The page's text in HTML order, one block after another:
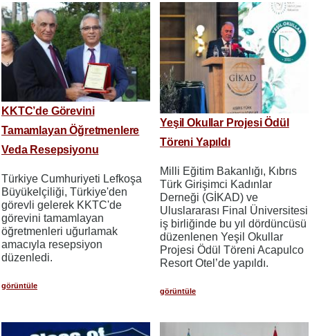
KKTC’de Görevini
Tamamlayan Öğretmenlere
Veda Resepsiyonu
Türkiye Cumhuriyeti Lefkoşa
Büyükelçiliği, Türkiye'den
görevli gelerek KKTC'de
görevini tamamlayan
öğretmenleri uğurlamak
amacıyla resepsiyon
düzenledi.
görüntüle
Yeşil Okullar Projesi Ödül
Töreni Yapıldı
Milli Eğitim Bakanlığı, Kıbrıs
Türk Girişimci Kadınlar
Derneği (GİKAD) ve
Uluslararası Final Üniversitesi
iş birliğinde bu yıl dördüncüsü
düzenlenen Yeşil Okullar
Projesi Ödül Töreni Acapulco
Resort Otel’de yapıldı.
görüntüle